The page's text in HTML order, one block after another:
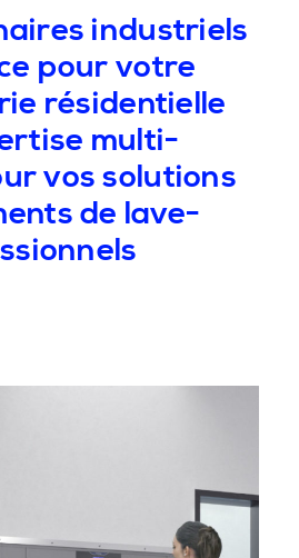
industriels
pour votre
résidentielle
multi-
vos solutions
de lave-